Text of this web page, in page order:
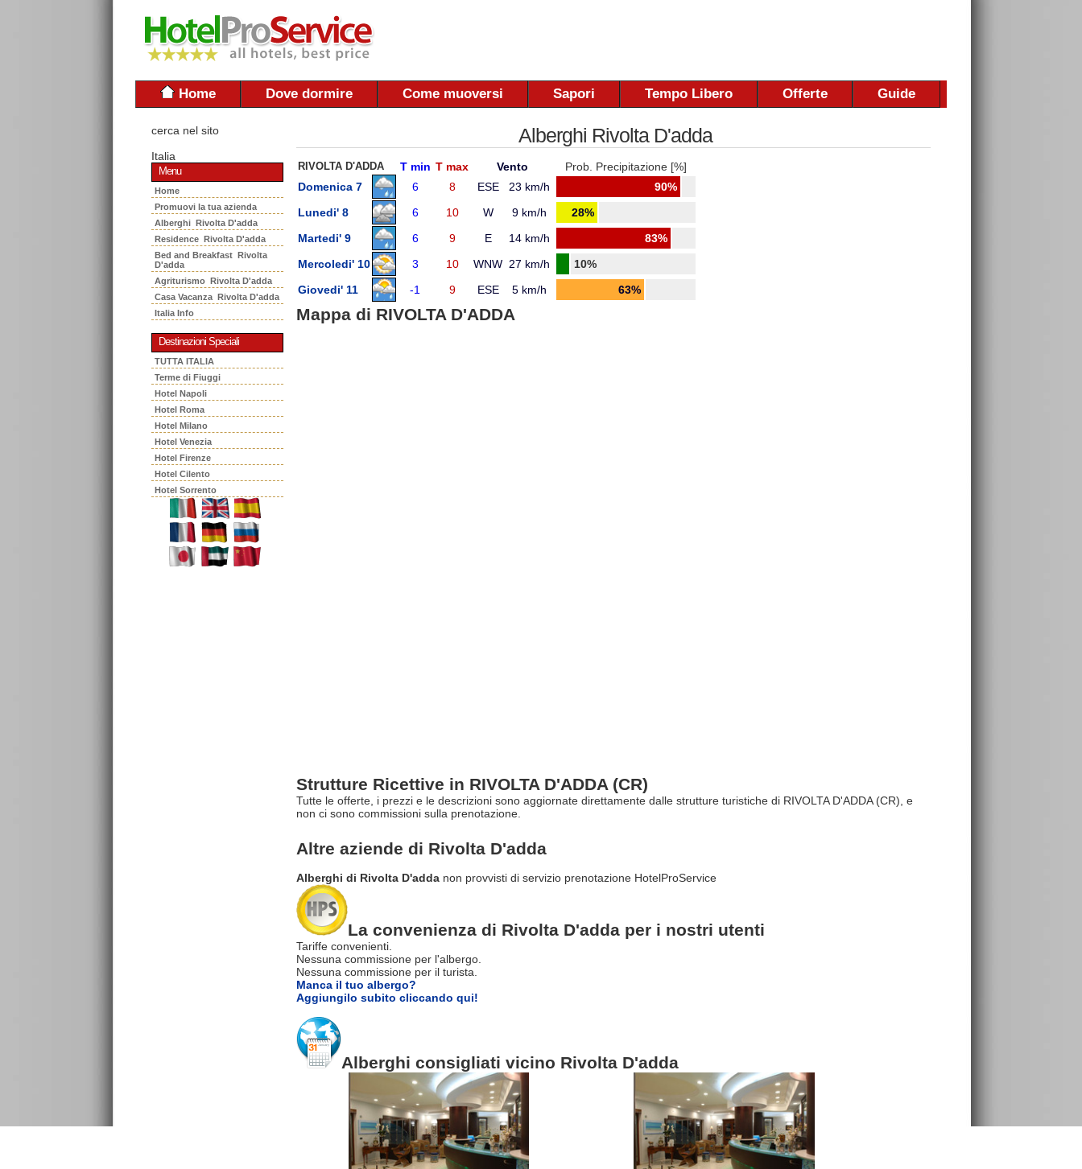
Home Dove dormire Come muoversi Sapori Tempo Libero Offerte Guide
cerca nel sito
Italia
Menu
Home
Promuovi la tua azienda
Alberghi Rivolta D'adda
Residence Rivolta D'adda
Bed and Breakfast Rivolta
D'adda
Agriturismo Rivolta D'adda
Casa Vacanza Rivolta D'adda
Italia Info
Destinazioni Speciali
TUTTA ITALIA
Terme di Fiuggi
Hotel Napoli
Hotel Roma
Hotel Milano
Hotel Venezia
Hotel Firenze
Hotel Cilento
Hotel Sorrento
Alberghi Rivolta D'adda
RIVOLTA D'ADDA T min T max Vento
Prob. Precipitazione [%]
Domenica 7
6 8 ESE 23 km/h
90%
Lunedi' 8
6 10 W 9 km/h
28%
Martedi' 9
6 9 E 14 km/h
83%
Mercoledi' 10
3 10 WNW 27 km/h
10%
Giovedi' 11
-1 9 ESE 5 km/h 63%
Mappa di RIVOLTA D'ADDA
Strutture Ricettive in RIVOLTA D'ADDA (CR)
Tutte le offerte, i prezzi e le descrizioni sono aggiornate direttamente dalle strutture turistiche di RIVOLTA D'ADDA (CR), e
non ci sono commissioni sulla prenotazione.
Altre aziende di Rivolta D'adda
Alberghi di Rivolta D'adda non provvisti di servizio prenotazione HotelProService
La convenienza di Rivolta D'adda per i nostri utenti
Tariffe convenienti.
Nessuna commissione per l'albergo.
Nessuna commissione per il turista.
Manca il tuo albergo?
Aggiungilo subito cliccando qui!
Alberghi consigliati vicino Rivolta D'adda